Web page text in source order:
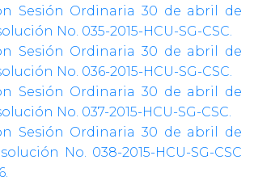
Sesión Ordinaria 30 de abril de
No. 035-2015-HCU-SG-CSC.
Sesión Ordinaria 30 de abril de
No. 036-2015-HCU-SG-CSC.
Sesión Ordinaria 30 de abril de
No. 037-2015-HCU-SG-CSC.
Sesión Ordinaria 30 de abril de
No. 038-2015-HCU-SG-CSC